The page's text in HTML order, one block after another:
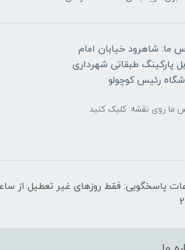
ما: شاهرود خیابان امام
پارکینگ طبقاتی شهرداری
رئیس کوچولو
ما روی نقشه: کلیک کنید